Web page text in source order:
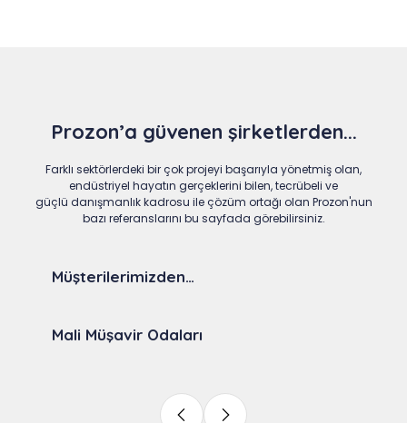
Prozon’a güvenen şirketlerden...
Farklı sektörlerdeki bir çok projeyi başarıyla yönetmiş olan,
endüstriyel hayatın gerçeklerini bilen, tecrübeli ve
güçlü danışmanlık kadrosu ile çözüm ortağı olan Prozon'nun
bazı referanslarını bu sayfada görebilirsiniz.
Müşterilerimizden…
Mali Müşavir Odaları